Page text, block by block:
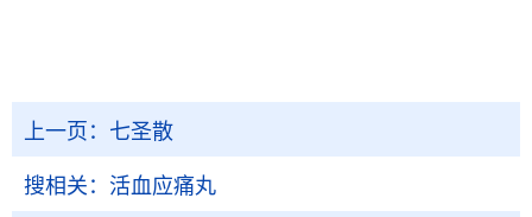
上一页： 七圣散
搜相关： 活血应痛丸